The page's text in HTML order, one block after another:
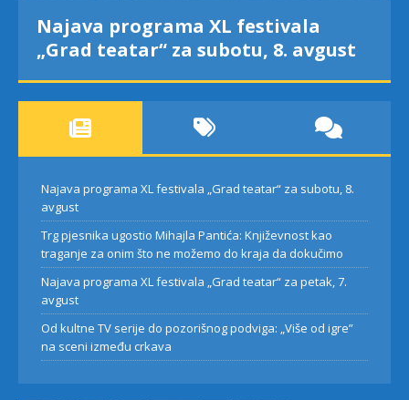
Najava programa XL festivala
„Grad teatar“ za subotu, 8. avgust
Najava programa XL festivala „Grad teatar“ za subotu, 8.
avgust
Trg pjesnika ugostio Mihajla Pantića: Književnost kao
traganje za onim što ne možemo do kraja da dokučimo
Najava programa XL festivala „Grad teatar“ za petak, 7.
avgust
Od kultne TV serije do pozorišnog podviga: „Više od igre”
na sceni između crkava